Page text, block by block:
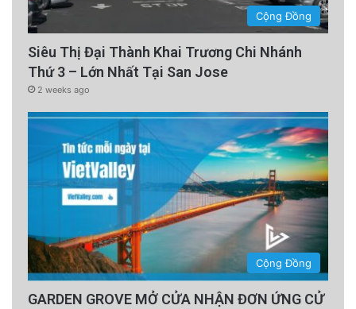
Cộng Đồng
Siêu Thị Đại Thành Khai Trương Chi Nhánh
Thứ 3 – Lớn Nhất Tại San Jose
2 weeks ago
Cộng Đồng
GARDEN GROVE MỞ CỬA NHẬN ĐƠN ỨNG CỬ